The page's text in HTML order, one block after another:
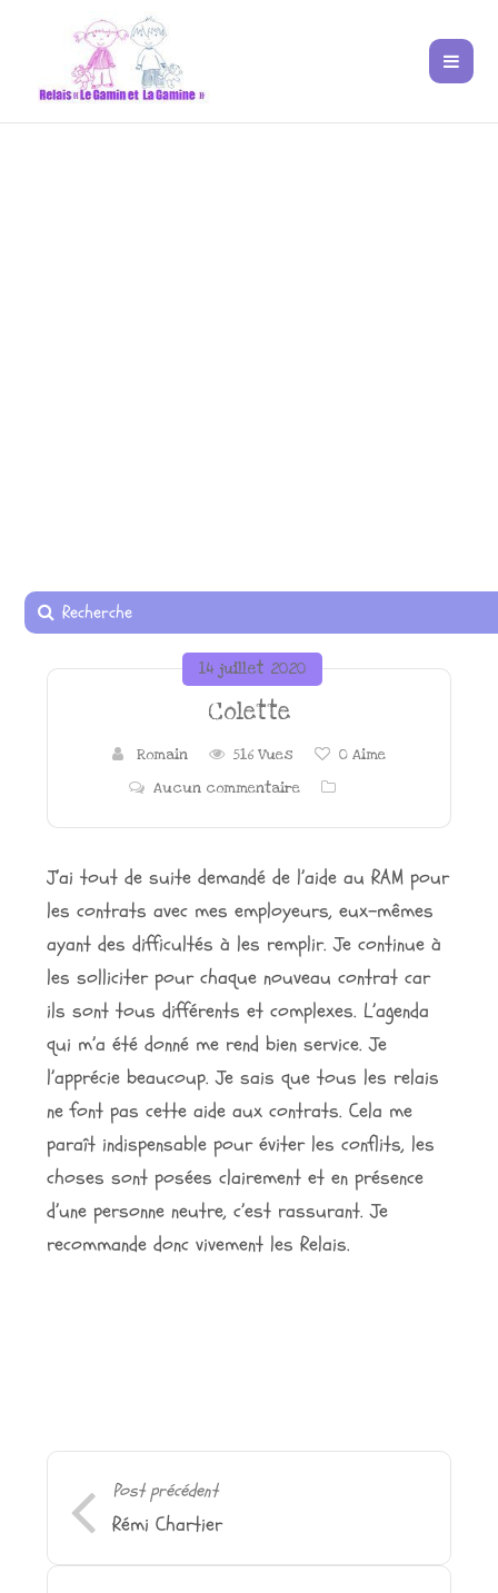
14 juillet 2020
Colette
Romain 516 Vues 0 Aime
Aucun commentaire
J’ai tout de suite demandé de l’aide au RAM pour
les contrats avec mes employeurs, eux-mêmes
ayant des difficultés à les remplir. Je continue à
les solliciter pour chaque nouveau contrat car
ils sont tous différents et complexes. L’agenda
qui m’a été donné me rend bien service. Je
l’apprécie beaucoup. Je sais que tous les relais
ne font pas cette aide aux contrats. Cela me
paraît indispensable pour éviter les conflits, les
choses sont posées clairement et en présence
d’une personne neutre, c’est rassurant. Je
recommande donc vivement les Relais.
Post précédent
Rémi Chartier